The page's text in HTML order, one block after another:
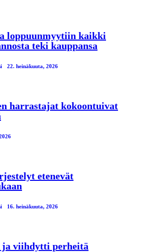
loppuunmyytiin kaikki
teki kauppansa
22. heinäkuuta, 2026
harrastajat kokoontuivat
etenevät
16. heinäkuuta, 2026
viihdytti perheitä